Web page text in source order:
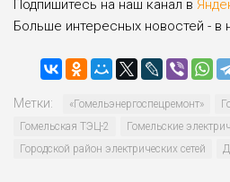
Подпишитесь на наш канал в
Больше интересных новостей - в
Метки: «Гомельэнергоспецремонт»
Гомельская ТЭЦ-2
Гомельские
Городской район электриче­ских сетей